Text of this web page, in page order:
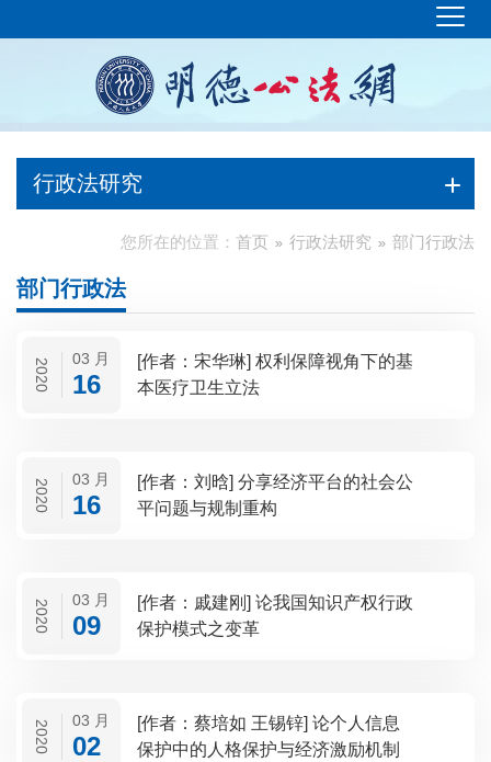
行政法研究
您所在的位置： 首页 行政法研究 部门行政法
部门行政法
2020 03 月
16
[作者：宋华琳] 权利保障视角下的基
本医疗卫生立法
2020 03 月
16
[作者：刘晗] 分享经济平台的社会公
平问题与规制重构
2020 03 月
09
[作者：戚建刚] 论我国知识产权行政
保护模式之变革
2020 03 月
02
[作者：蔡培如 王锡锌] 论个人信息
保护中的人格保护与经济激励机制